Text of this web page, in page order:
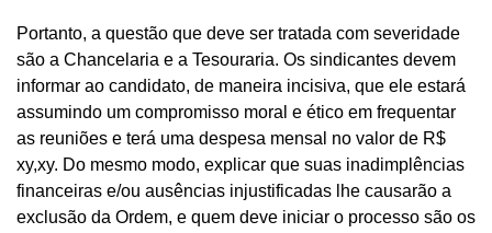
Portanto, a questão que deve ser tratada com severidade
são a Chancelaria e a Tesouraria. Os sindicantes devem
informar ao candidato, de maneira incisiva, que ele estará
assumindo um compromisso moral e ético em frequentar
as reuniões e terá uma despesa mensal no valor de R$
xy,xy. Do mesmo modo, explicar que suas inadimplências
financeiras e/ou ausências injustificadas lhe causarão a
exclusão da Ordem, e quem deve iniciar o processo são os